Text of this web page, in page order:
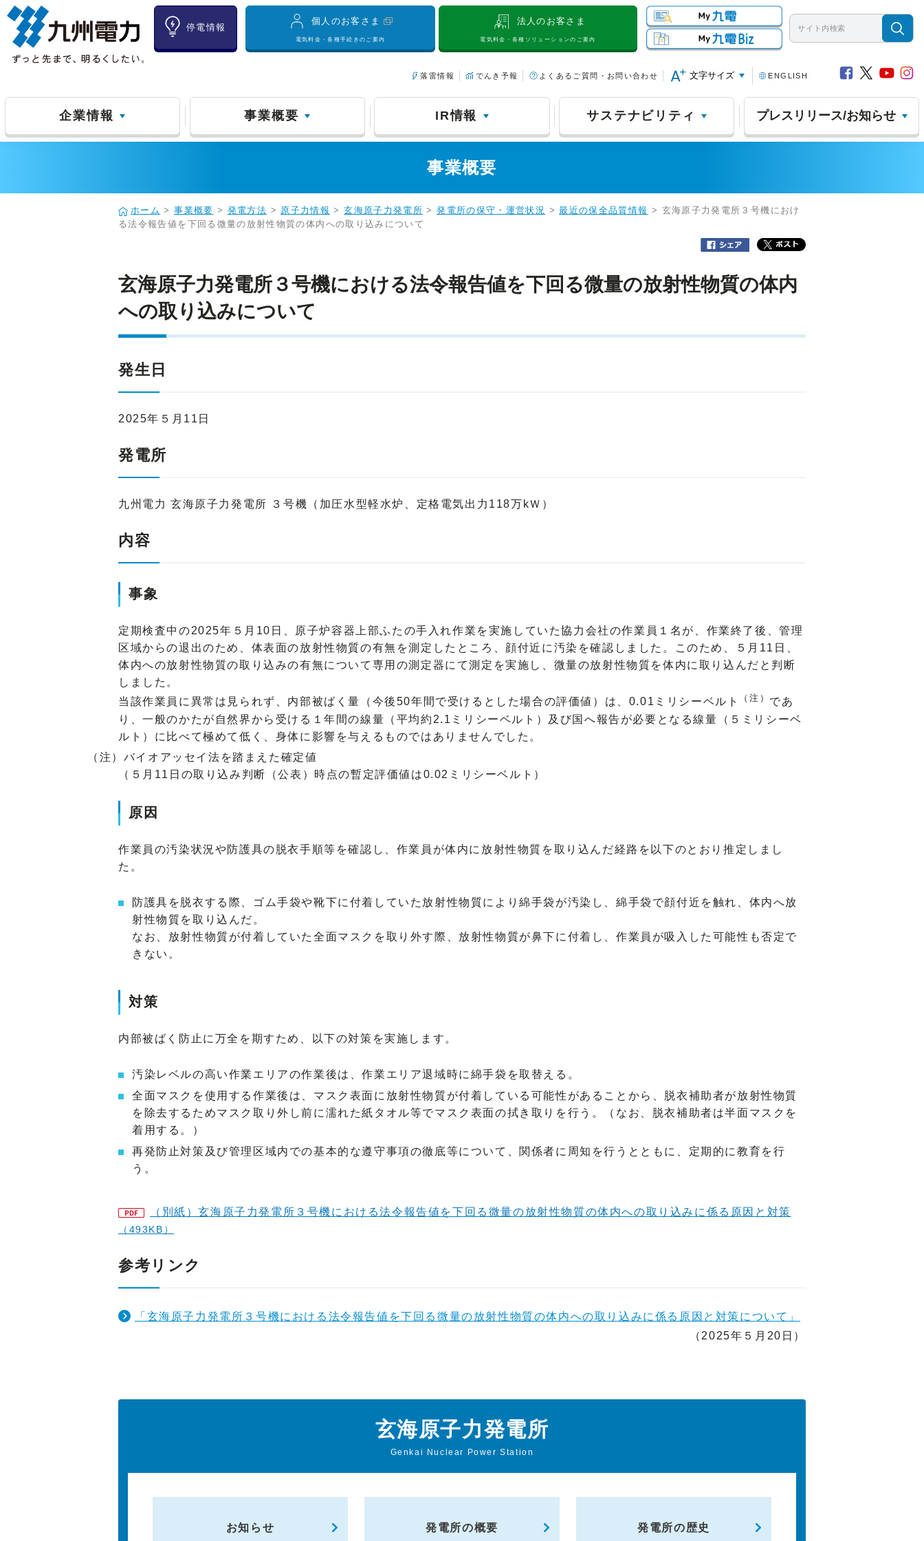
停電情報
個人のお客さま
電気料金・各種手続きのご案内
法人のお客さま
電気料金・各種ソリューションのご案内
落雷情報 でんき予報 よくあるご質問・お問い合わせ 文字サイズ ENGLISH
企業情報 事業概要 IR情報 サステナビリティ プレスリリース/お知らせ
事業概要
ホーム >事業概要 > 発電方法 > 原子力情報 >玄海原子力発電所 >発電所の保守・運営状況 >最近の保全品質情報 > 玄海原子力発電所３号機におけ
る法令報告値を下回る微量の放射性物質の体内への取り込みについて
玄海原子力発電所３号機における法令報告値を下回る微量の放射性物質の体内
への取り込みについて
発生日
2025年５月11日
発電所
九州電力 玄海原子力発電所 ３号機（加圧水型軽水炉、定格電気出力118万kＷ）
内容
事象
定期検査中の2025年５月10日、原子炉容器上部ふたの手入れ作業を実施していた協力会社の作業員１名が、作業終了後、管理
区域からの退出のため、体表面の放射性物質の有無を測定したところ、顔付近に汚染を確認しました。このため、５月11日、
体内への放射性物質の取り込みの有無について専用の測定器にて測定を実施し、微量の放射性物質を体内に取り込んだと判断
しました。
当該作業員に異常は見られず、内部被ばく量（今後50年間で受けるとした場合の評価値）は、0.01ミリシーベルト
（注） であ
り、一般のかたが自然界から受ける１年間の線量（平均約2.1ミリシーベルト）及び国へ報告が必要となる線量（５ミリシーベ
ルト）に比べて極めて低く、身体に影響を与えるものではありませんでした。
（注）バイオアッセイ法を踏まえた確定値
（５月11日の取り込み判断（公表）時点の暫定評価値は0.02ミリシーベルト）
原因
作業員の汚染状況や防護具の脱衣手順等を確認し、作業員が体内に放射性物質を取り込んだ経路を以下のとおり推定しまし
た。
防護具を脱衣する際、ゴム手袋や靴下に付着していた放射性物質により綿手袋が汚染し、綿手袋で顔付近を触れ、体内へ放
射性物質を取り込んだ。
なお、放射性物質が付着していた全面マスクを取り外す際、放射性物質が鼻下に付着し、作業員が吸入した可能性も否定で
きない。
対策
内部被ばく防止に万全を期すため、以下の対策を実施します。
汚染レベルの高い作業エリアの作業後は、作業エリア退域時に綿手袋を取替える。
全面マスクを使用する作業後は、マスク表面に放射性物質が付着している可能性があることから、脱衣補助者が放射性物質
を除去するためマスク取り外し前に濡れた紙タオル等でマスク表面の拭き取りを行う。（なお、脱衣補助者は半面マスクを
着用する。）
再発防止対策及び管理区域内での基本的な遵守事項の徹底等について、関係者に周知を行うとともに、定期的に教育を行
う。
（別紙）玄海原子力発電所３号機における法令報告値を下回る微量の放射性物質の体内への取り込みに係る原因と対策
（493KB）
参考リンク
「玄海原子力発電所３号機における法令報告値を下回る微量の放射性物質の体内への取り込みに係る原因と対策について」
（2025年５月20日）
玄海原子力発電所
Genkai Nuclear Power Station
お知らせ 発電所の概要 発電所の歴史